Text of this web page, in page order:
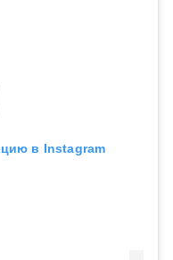
в Instagram